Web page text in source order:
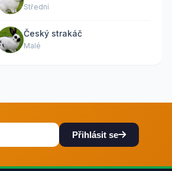
Střední
Český strakáč
Malé
Přihlásit se